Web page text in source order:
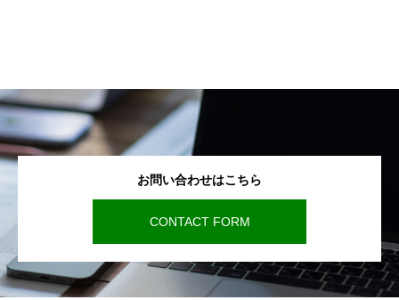
お問い合わせはこちら
CONTACT FORM